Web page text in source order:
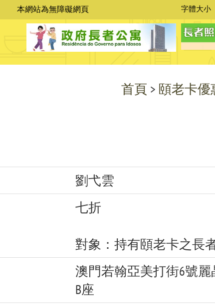
本網站為無障礙網頁 字體大小
首頁 > 頤老卡優
劉弋雲
七折
對象：持有頤老卡之長
澳門若翰亞美打街6號麗
B座